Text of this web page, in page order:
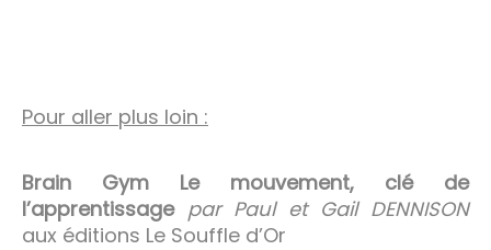
Pour aller plus loin :
Brain Gym Le mouvement, clé de
l’apprentissage par Paul et Gail DENNISON
aux éditions Le Souffle d’Or